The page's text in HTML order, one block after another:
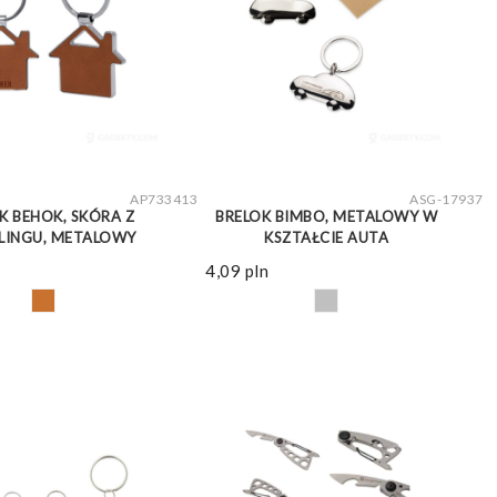
AP733413
BEHOK, SKÓRA Z
METALOWY
ASG-17937
BRELOK BIMBO, METALOWY W
KSZTAŁCIE AUTA
4,09 pln